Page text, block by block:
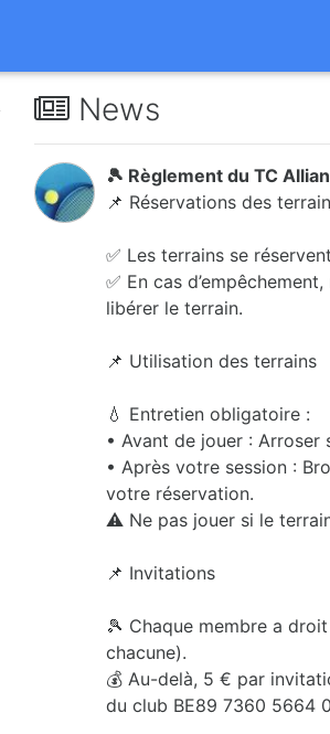
News
🎾 Règlement du TC
📌 Réservations des
✅ Les terrains se
✅ En cas
libérer le terrain.
📌 Utilisation des terrains
💧 Entretien obligatoire :
• Avant de jouer : Arroser
• Après votre session :
votre réservation.
⚠️ Ne pas jouer si le
📌 Invitations
🎾 Chaque membre a
chacune).
💰 Au-delà, 5 € par
du club BE89 7360 5664